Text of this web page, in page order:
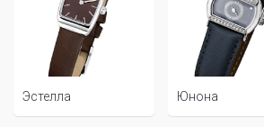
Эстелла Юнона